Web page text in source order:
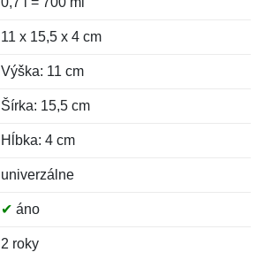
11 x 15,5 x 4 cm
Výška: 11 cm
Šírka: 15,5 cm
Hĺbka: 4 cm
univerzálne
✔ áno
2 roky